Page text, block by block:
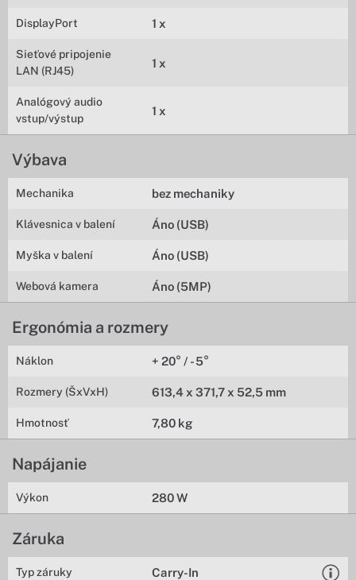
DisplayPort 1 x
Sieťové pripojenie
LAN (RJ45)
1 x
Analógový audio
vstup/výstup
1 x
Výbava
Mechanika bez mechaniky
Klávesnica v balení Áno (USB)
Myška v balení Áno (USB)
Webová kamera Áno (5MP)
Ergonómia a rozmery
Náklon + 20° / - 5°
Rozmery (ŠxVxH) 613,4 x 371,7 x 52,5 mm
Hmotnosť 7,80 kg
Napájanie
Výkon 280 W
Záruka
Typ záruky Carry-In